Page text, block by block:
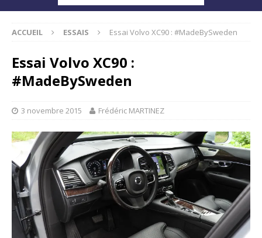
ACCUEIL ESSAIS Essai Volvo XC90 : #MadeBySweden
Essai Volvo XC90 :
#MadeBySweden
3 novembre 2015 Frédéric MARTINEZ